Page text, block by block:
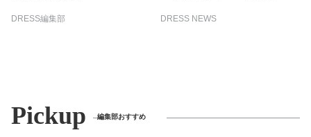
DRESS編集部 DRESS NEWS
Pickup 編集部おすすめ